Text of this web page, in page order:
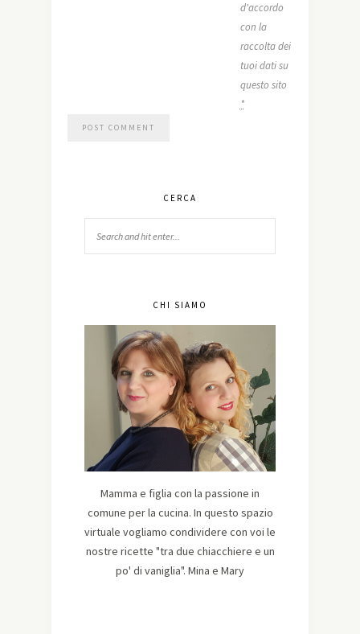
d'accordo
con la
raccolta dei
tuoi dati su
questo sito
*
CERCA
CHI SIAMO
Mamma e figlia con la passione in
comune per la cucina. In questo spazio
virtuale vogliamo condividere con voi le
nostre ricette "tra due chiacchiere e un
po' di vaniglia". Mina e Mary